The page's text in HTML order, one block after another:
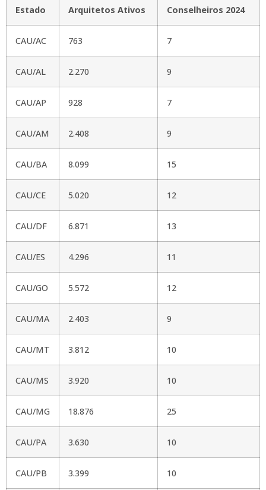
Estado Arquitetos Ativos Conselheiros 2024
CAU/AC 763 7
CAU/AL 2.270 9
CAU/AP 928 7
CAU/AM 2.408 9
CAU/BA 8.099 15
CAU/CE 5.020 12
CAU/DF 6.871 13
CAU/ES 4.296 11
CAU/GO 5.572 12
CAU/MA 2.403 9
CAU/MT 3.812 10
CAU/MS 3.920 10
CAU/MG 18.876 25
CAU/PA 3.630 10
CAU/PB 3.399 10